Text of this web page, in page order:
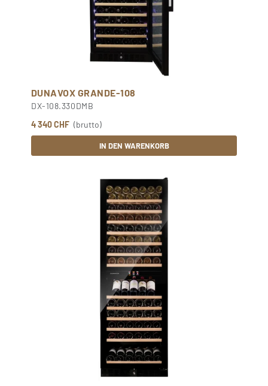
DUNAVOX GRANDE-108
DX-108.330DMB
4 340 CHF (brutto)
IN DEN WARENKORB